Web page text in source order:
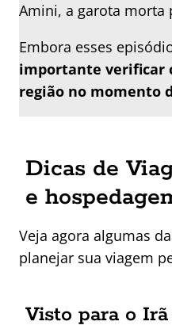
Amini, a garota morta
Embora esses
importante verificar
região no momento
Dicas de
e
Veja agora algumas
planejar sua viagem
Visto para o